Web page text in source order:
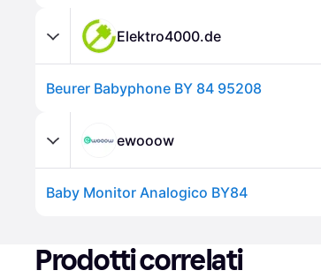
Elektro4000.de
Beurer Babyphone BY 84 95208
ewooow
Baby Monitor Analogico BY84
Prodotti correlati